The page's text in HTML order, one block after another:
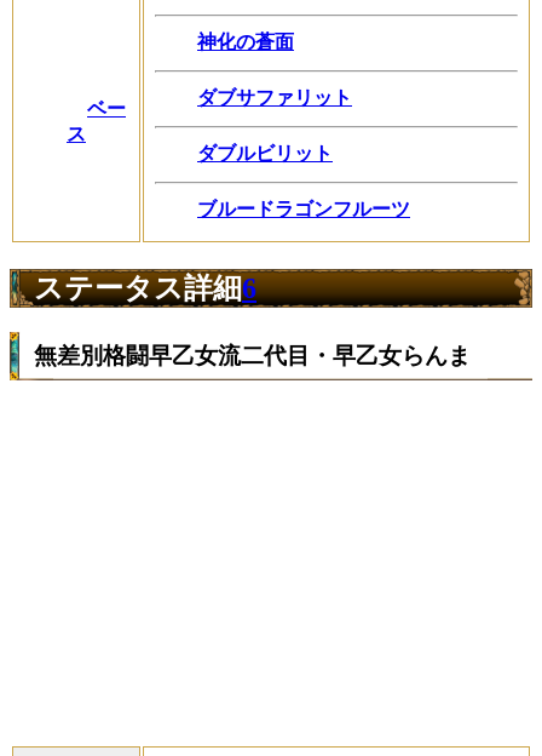
ベー
ス
神化の蒼面
ダブサファリット
ダブルビリット
ブルードラゴンフルーツ
ステータス詳細6
無差別格闘早乙女流二代目・早乙女らんま